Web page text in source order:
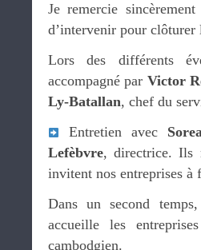
Je remercie
d’intervenir pour clôturer
Lors des différents
accompagné par Victor
Ly-Batallan, chef du
Entretien avec
Lefèbvre, directrice. Ils
invitent nos entreprises à
Dans un second
accueille les
cambodgien.